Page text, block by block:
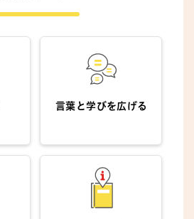
言葉と学びを広げる